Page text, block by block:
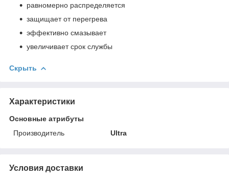
равномерно распределяется
защищает от перегрева
эффективно смазывает
увеличивает срок службы
Скрыть
Характеристики
Основные атрибуты
Производитель
Ultra
Условия доставки